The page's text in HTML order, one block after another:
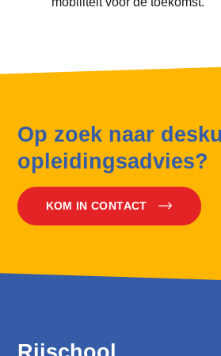
Op zoek naar
opleidingsadvies?
KOM IN CONTACT